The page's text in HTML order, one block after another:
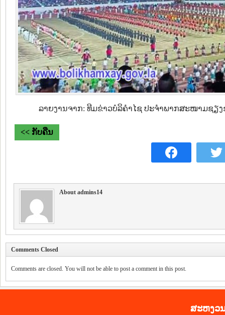
ລາຍງານຈາກ: ທີມຂ່າວບໍລິຄຳໄຊ ປະຈຳພາກສະໜາມຊຽງ
<< ກັບຄືນ
About admins14
Comments Closed
Comments are closed. You will not be able to post a comment in this post.
ສະ​ຫງວ